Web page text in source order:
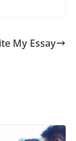
My Essay